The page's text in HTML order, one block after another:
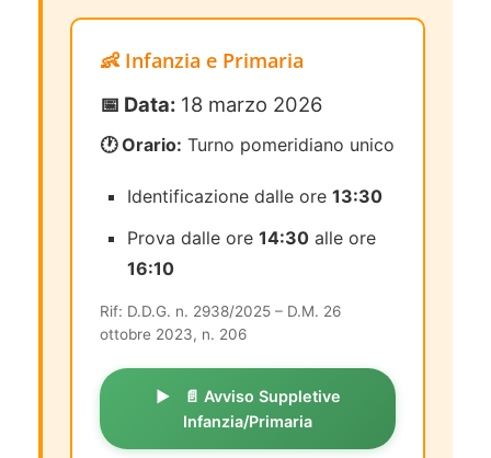
👶 Infanzia e Primaria
📅 Data: 18 marzo 2026
🕐 Orario: Turno pomeridiano unico
Identificazione dalle ore 13:30
Prova dalle ore 14:30 alle ore
16:10
Rif: D.D.G. n. 2938/2025 – D.M. 26
ottobre 2023, n. 206
📄 Avviso Suppletive
Infanzia/Primaria